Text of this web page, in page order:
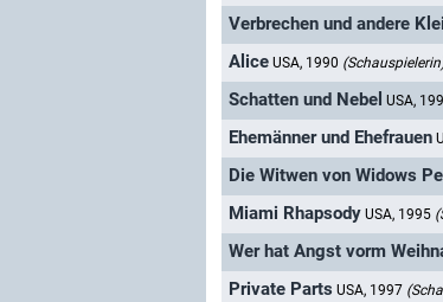
Verbrechen und andere
Alice USA, 1990
Schatten und Nebel USA,
Ehemänner und Ehefrauen
Die Witwen von Widows
Miami Rhapsody USA, 1995
Wer hat Angst vorm
Private Parts USA, 1997